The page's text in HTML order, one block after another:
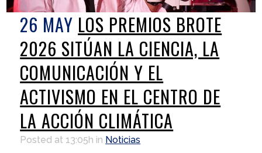
26 MAY LOS PREMIOS BROTE
2026 SITÚAN LA CIENCIA, LA
COMUNICACIÓN Y EL
ACTIVISMO EN EL CENTRO DE
LA ACCIÓN CLIMÁTICA
Posted at 13:05h in Noticias